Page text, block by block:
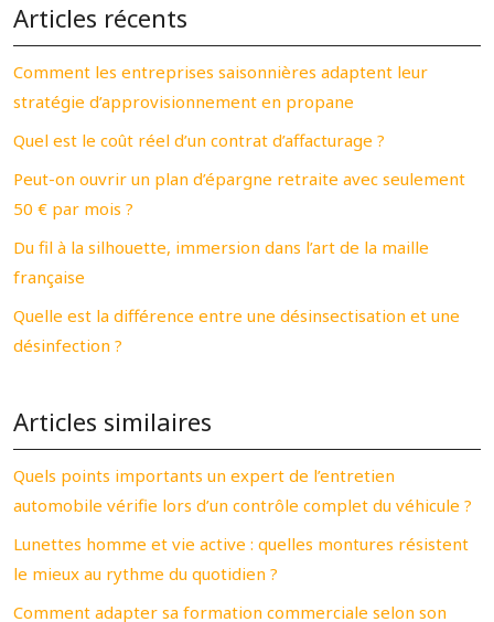
Articles récents
Comment les entreprises saisonnières adaptent leur
stratégie d’approvisionnement en propane
Quel est le coût réel d’un contrat d’affacturage ?
Peut-on ouvrir un plan d’épargne retraite avec seulement
50 € par mois ?
Du fil à la silhouette, immersion dans l’art de la maille
française
Quelle est la différence entre une désinsectisation et une
désinfection ?
Articles similaires
Quels points importants un expert de l’entretien
automobile vérifie lors d’un contrôle complet du véhicule ?
Lunettes homme et vie active : quelles montures résistent
le mieux au rythme du quotidien ?
Comment adapter sa formation commerciale selon son